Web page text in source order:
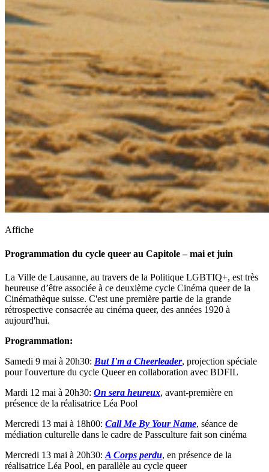
Affiche
Programmation du cycle queer au Capitole – mai et juin
La Ville de Lausanne, au travers de la Politique LGBTIQ+, est très
heureuse d’être associée à ce deuxième cycle Cinéma queer de la
Cinémathèque suisse. C'est une première partie de la grande
rétrospective consacrée au cinéma queer, des années 1920 à
aujourd'hui.
Programmation:
Samedi 9 mai à 20h30: But I'm a Cheerleader, projection spéciale
pour l'ouverture du cycle Queer en collaboration avec BDFIL
Mardi 12 mai à 20h30: On sera heureux, avant-première en
présence de la réalisatrice Léa Pool
Mercredi 13 mai à 18h00: Call Me By Your Name, séance de
médiation culturelle dans le cadre de Passculture fait son cinéma
Mercredi 13 mai à 20h30: A Corps perdu, en présence de la
réalisatrice Léa Pool, en parallèle au cycle queer